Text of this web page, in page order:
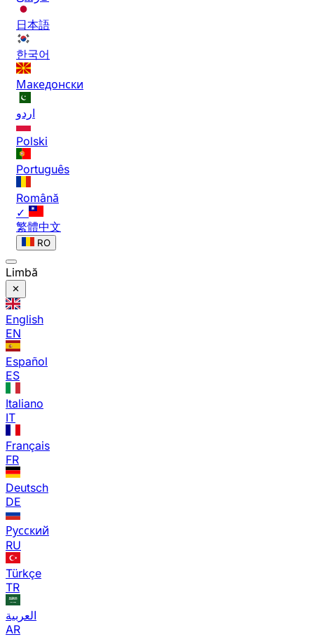
日本語
한국어
Македонски
اردو
Polski
Português
Română
✓
繁體中文
RO
Limbă
English
EN
Español
ES
Italiano
IT
Français
FR
Deutsch
DE
Русский
RU
Türkçe
TR
العربية
AR